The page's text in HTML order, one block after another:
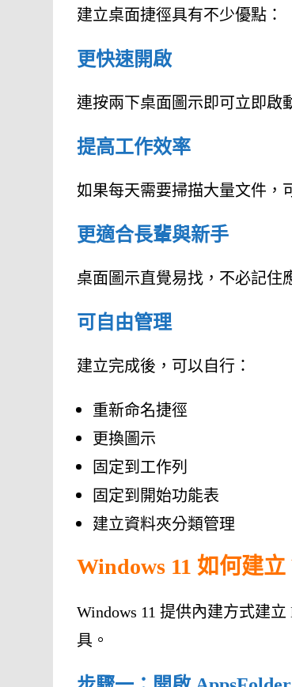
建立桌面捷徑具有不少優點：
更快速開啟
連按兩下桌面圖示即可立即啟
提高工作效率
如果每天需要掃描大量文件，
更適合長輩與新手
桌面圖示直覺易找，不必記住
可自由管理
建立完成後，可以自行：
重新命名捷徑
更換圖示
固定到工作列
固定到開始功能表
建立資料夾分類管理
Windows 11 如何建
Windows 11 提供內建方式建
具。